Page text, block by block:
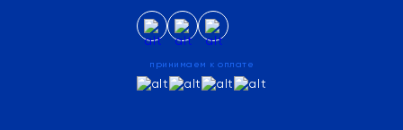
принимаем к оплате